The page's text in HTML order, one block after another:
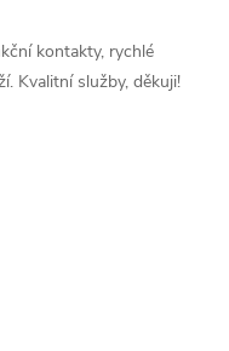
kontakty, rychlé
Kvalitní služby, děkuji!